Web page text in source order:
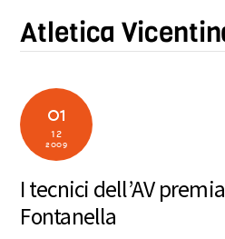
content
Atletica
01
12
2009
I tecnici dell’AV
Fontanella